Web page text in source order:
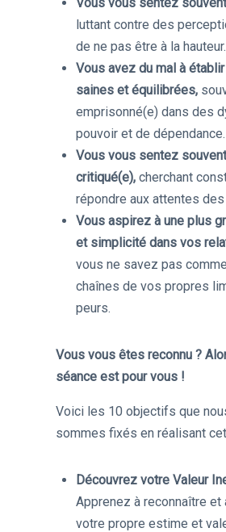
luttant contre des
de ne pas être à la hauteur.
Vous avez du mal à
saines et équilibrées,
emprisonné(e) dans des
pouvoir et de dépendance.
Vous vous sentez
critiqué(e),cherchant
répondre aux attentes des
Vous aspirez à une plus
et simplicité dans vos
vous ne savez pas
chaînes de vos propres
peurs.
Vous vous êtes reconnu ?
séance est pour vous !
Voici les 10 objectifs que
sommes fixés en réalisant
Découvrez votre Valeur
Apprenez à reconnaître et
votre propre estime et